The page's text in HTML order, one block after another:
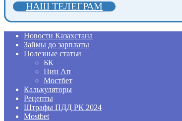
НАШ ТЕЛЕГРАМ
Новости Казахстана
Займы до зарплаты
Полезные статьи
БК
Пин Ап
Мостбет
Калькуляторы
Рецепты
Штрафы ПДД РК 2024
Mostbet